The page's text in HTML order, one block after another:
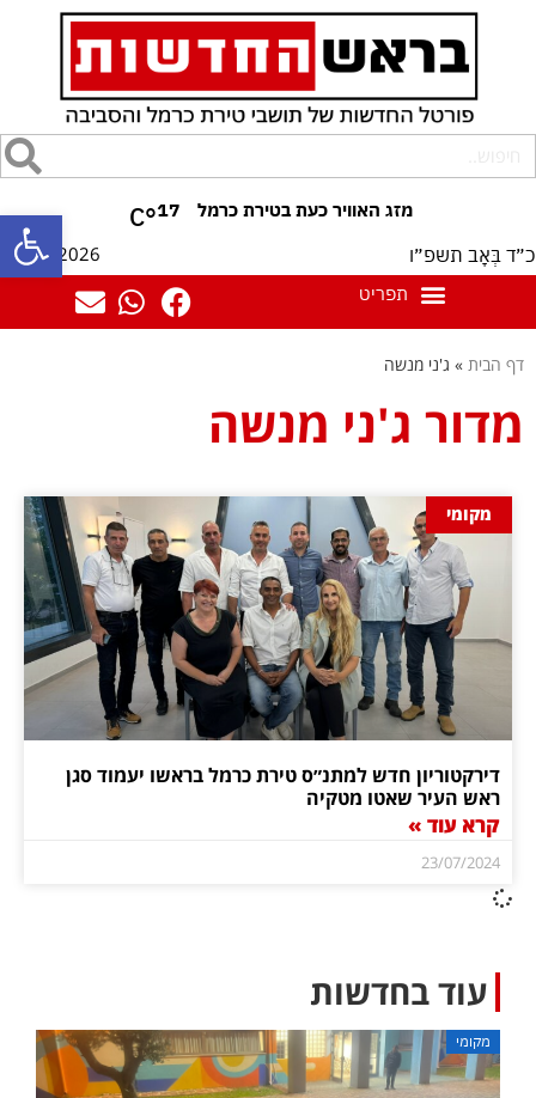
פתח 17
°C
כ״ד בְּאָב תשפ״ו 07/08/2026
דף הבית » ג'ני מנשה
מדור ג'ני מנשה
מקומי
דירקטוריון חדש למתנ״ס טירת כרמל בראשו יעמוד סגן
ראש העיר שאטו מטקיה
קרא עוד »
23/07/2024
עוד בחדשות
מקומי